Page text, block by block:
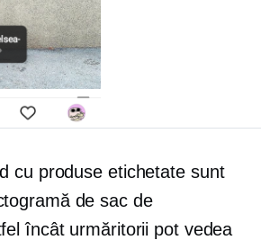
cu produse etichetate sunt
de sac de
încât urmăritorii pot vedea